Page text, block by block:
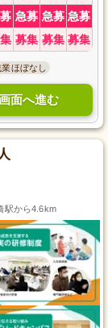
急募 急募 急募
募集 募集 募集
業ほぼなし
面へ進む
駅から4.6km